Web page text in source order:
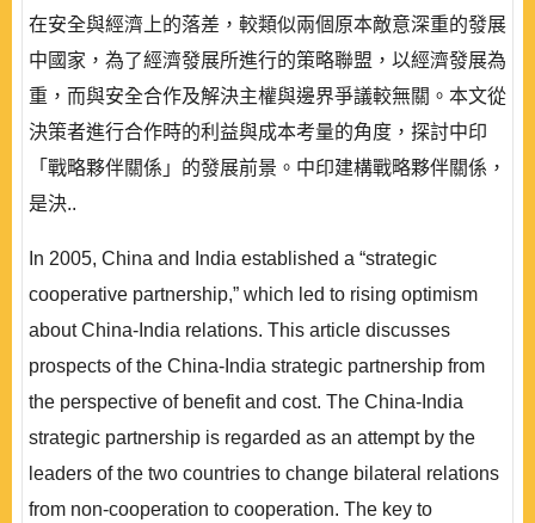
在安全與經濟上的落差，較類似兩個原本敵意深重的發展
中國家，為了經濟發展所進行的策略聯盟，以經濟發展為
重，而與安全合作及解決主權與邊界爭議較無關。本文從
決策者進行合作時的利益與成本考量的角度，探討中印
「戰略夥伴關係」的發展前景。中印建構戰略夥伴關係，
是決..
In 2005, China and India established a “strategic
cooperative partnership,” which led to rising optimism
about China-India relations. This article discusses
prospects of the China-India strategic partnership from
the perspective of benefit and cost. The China-India
strategic partnership is regarded as an attempt by the
leaders of the two countries to change bilateral relations
from non-cooperation to cooperation. The key to